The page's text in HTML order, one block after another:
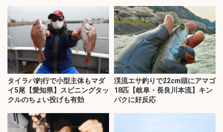
タイラバ釣行で小型主体もマダ
イ5尾【愛知県】スピニングタッ
クルのちょい投げも有効
渓流エサ釣りで22cm頭にアマゴ
18匹【岐阜・長良川本流】キン
パクに好反応